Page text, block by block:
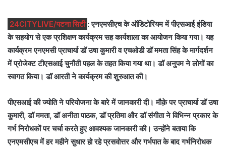
24CITYLIVE/पटना सिटी : एनएमसीएच के ऑडिटोरियम में पीएसआई इंडिया
के सहयोग से एक प्रशिक्षण कार्यक्रम सह कार्यशाला का आयोजन किया गया। यह
कार्यक्रम एनएमसी प्राचार्या डॉ उषा कुमारी व एचओडी डॉ ममता सिंह के मार्गदर्शन
में प्रोजेक्ट टीएसआई चुनौती पहल के तहत किया गया था। डॉ अनुपम ने लोगों का
स्वागत किया। डॉ आरती ने कार्यक्रम की शुरुआत की।
पीएसआई की ज्योति ने परियोजना के बारे में जानकारी दी। मौक़े पर प्राचार्या डॉ उषा
कुमारी, डॉ ममता, डॉ अनीता पाठक, डॉ प्रतिमा और डॉ संगीता ने विभिन्न प्रकार के
गर्भ निरोधकों पर चर्चा करते हुए आवश्यक जानकारी की। उन्होंने बताया कि
एनएमसीएच में हर महीने सुधार हो रहे प्रसवोत्तर और गर्भपात के बाद गर्भनिरोधक